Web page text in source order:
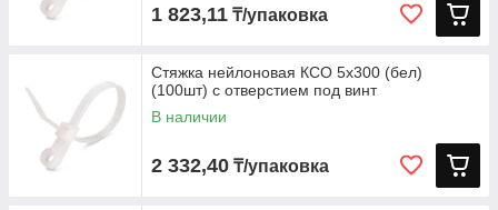
1 823,11 ₸/упаковка
Стяжка нейлоновая КСО 5х300 (бел)
(100шт) с отверстием под винт
В наличии
2 332,40 ₸/упаковка